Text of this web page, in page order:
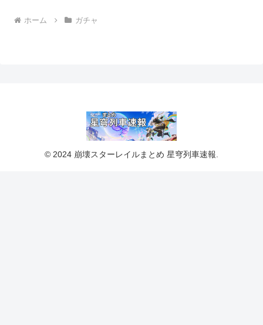
ホーム ガチャ
© 2024 崩壊スターレイルまとめ 星穹列車速報.